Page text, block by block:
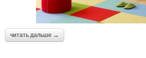
читать дальше →